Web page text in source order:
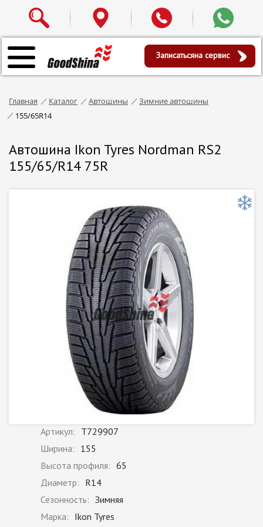
Записатьсяна сервис
Главная Каталог Автошины
Зимние автошины
155/65R14
Автошина Ikon Tyres Nordman RS2
155/65/R14 75R
Артикул: T729907
Ширина: 155
Высота профиля: 65
Диаметр: R14
Сезонность: Зимняя
Марка: Ikon Tyres